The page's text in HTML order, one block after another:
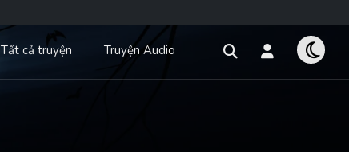
Tất cả truyện Truyện Audio